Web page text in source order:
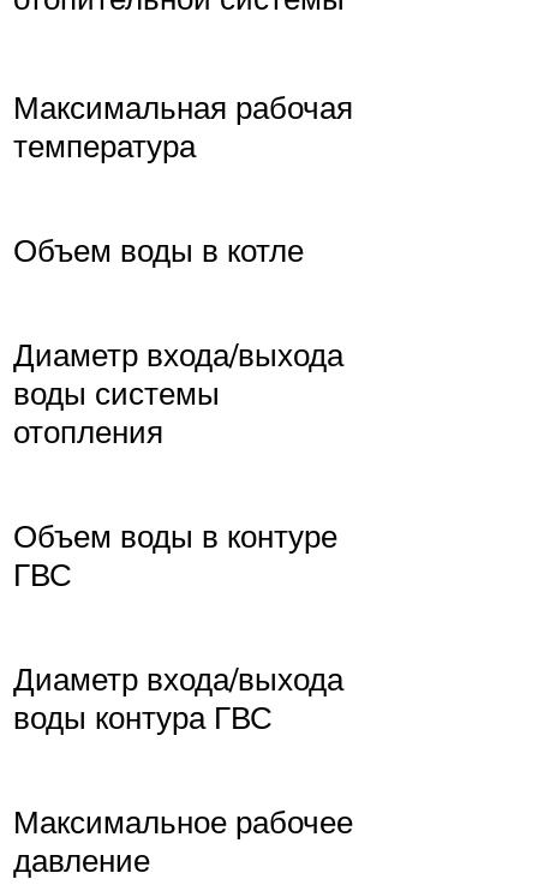
Максимальная рабочая
температура
Объем воды в котле
Диаметр входа/выхода
воды системы
отопления
Объем воды в контуре
ГВС
Диаметр входа/выхода
воды контура ГВС
Максимальное рабочее
давление